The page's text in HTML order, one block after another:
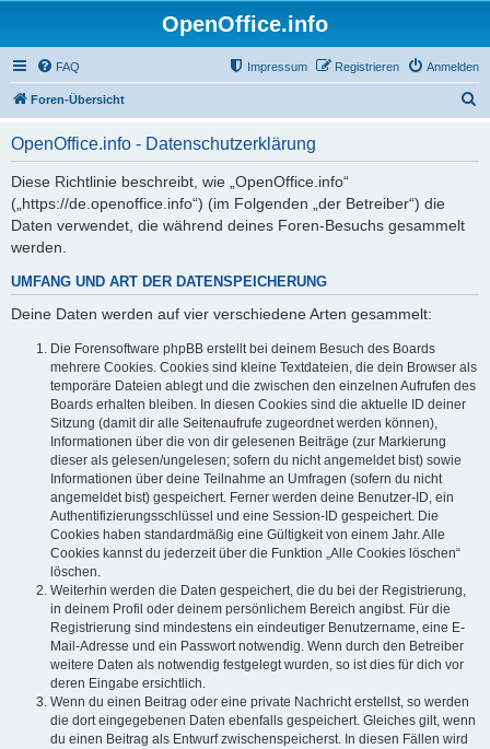
OpenOffice.info
FAQ Anmelden
Registrieren
Impressum
Foren-Übersicht
OpenOffice.info - Datenschutzerklärung
Diese Richtlinie beschreibt, wie „OpenOffice.info“
(„https://de.openoffice.info“) (im Folgenden „der Betreiber“) die
Daten verwendet, die während deines Foren-Besuchs gesammelt
werden.
UMFANG UND ART DER DATENSPEICHERUNG
Deine Daten werden auf vier verschiedene Arten gesammelt:
Die Forensoftware phpBB erstellt bei deinem Besuch des Boards
mehrere Cookies. Cookies sind kleine Textdateien, die dein Browser als
temporäre Dateien ablegt und die zwischen den einzelnen Aufrufen des
Boards erhalten bleiben. In diesen Cookies sind die aktuelle ID deiner
Sitzung (damit dir alle Seitenaufrufe zugeordnet werden können),
Informationen über die von dir gelesenen Beiträge (zur Markierung
dieser als gelesen/ungelesen; sofern du nicht angemeldet bist) sowie
Informationen über deine Teilnahme an Umfragen (sofern du nicht
angemeldet bist) gespeichert. Ferner werden deine Benutzer-ID, ein
Authentifizierungsschlüssel und eine Session-ID gespeichert. Die
Cookies haben standardmäßig eine Gültigkeit von einem Jahr. Alle
Cookies kannst du jederzeit über die Funktion „Alle Cookies löschen“
löschen.
Weiterhin werden die Daten gespeichert, die du bei der Registrierung,
in deinem Profil oder deinem persönlichem Bereich angibst. Für die
Registrierung sind mindestens ein eindeutiger Benutzername, eine E-
Mail-Adresse und ein Passwort notwendig. Wenn durch den Betreiber
weitere Daten als notwendig festgelegt wurden, so ist dies für dich vor
deren Eingabe ersichtlich.
Wenn du einen Beitrag oder eine private Nachricht erstellst, so werden
die dort eingegebenen Daten ebenfalls gespeichert. Gleiches gilt, wenn
du einen Beitrag als Entwurf zwischenspeicherst. In diesen Fällen wird